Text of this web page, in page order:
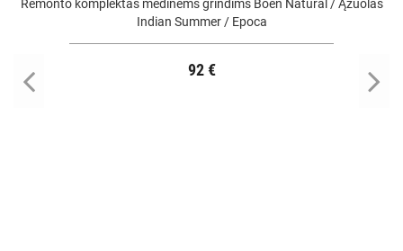
Remonto komplektas medinėms grindims Boen Natural / Ąžuolas
Indian Summer / Epoca
92 €